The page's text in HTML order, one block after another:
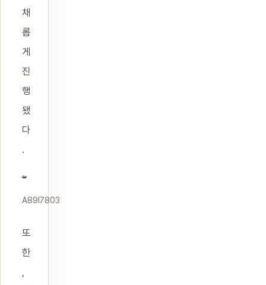
채
롭
게
진
행
됐
다
.
A89I7803
또
한
,